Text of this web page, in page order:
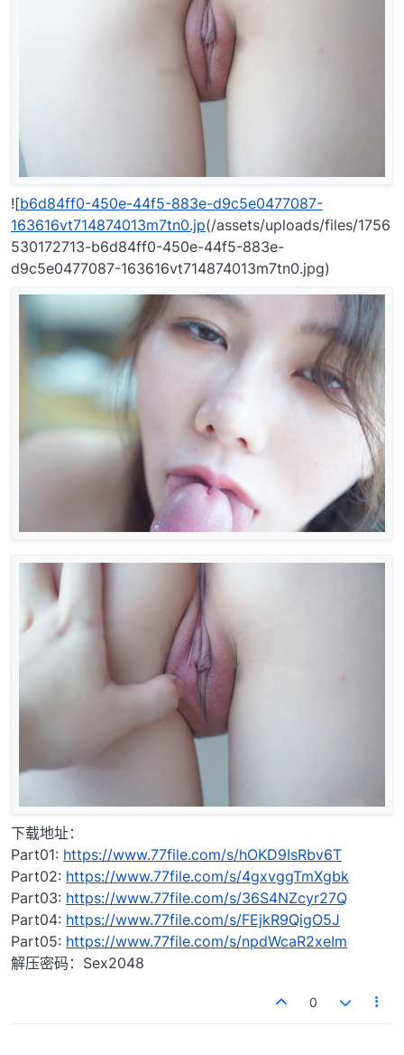
![b6d84ff0-450e-44f5-883e-d9c5e0477087-
163616vt714874013m7tn0.jp(/assets/uploads/files/1756
530172713-b6d84ff0-450e-44f5-883e-
d9c5e0477087-163616vt714874013m7tn0.jpg)
下载地址：
Part01: https://www.77file.com/s/hOKD9IsRbv6T
Part02: https://www.77file.com/s/4gxvggTmXgbk
Part03: https://www.77file.com/s/36S4NZcyr27Q
Part04: https://www.77file.com/s/FEjkR9QigO5J
Part05: https://www.77file.com/s/npdWcaR2xeIm
解压密码：Sex2048
0